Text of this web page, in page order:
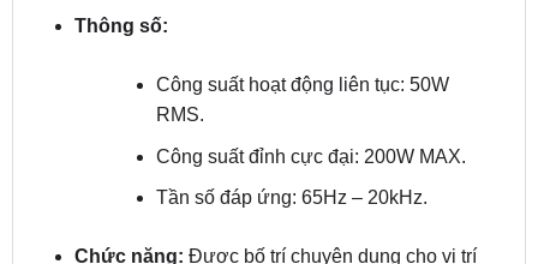
2. Loa thành phần (2-Way) Alpine DM-65C
Giá thiết bị:3.790.000 VNĐ
Thông số:
RMS.
Công suất đỉnh cực đại: 200W MAX.